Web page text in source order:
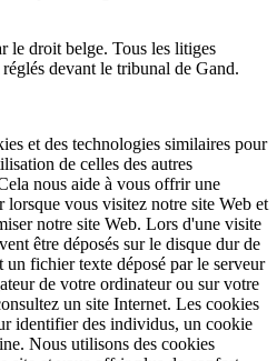
le droit belge. Tous les litiges
devant le tribunal de Gand.
et des technologies similaires pour
de celles des autres
nous aide à vous offrir une
vous visitez notre site Web et
notre site Web. Lors d'une visite
être déposés sur le disque dur de
fichier texte déposé par le serveur
de votre ordinateur ou sur votre
un site Internet. Les cookies
identifier des individus, un cookie
Nous utilisons des cookies